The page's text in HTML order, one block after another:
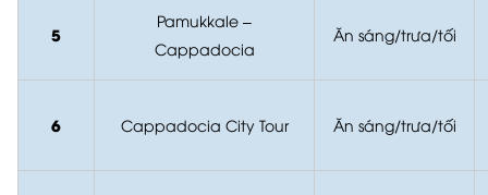
5
Pamukkale –
Cappadocia
Ăn sáng/trưa/tối
6 Cappadocia City Tour Ăn sáng/trưa/tối